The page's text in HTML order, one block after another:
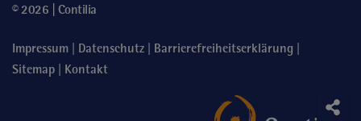
© 2026 | Contilia
Impressum | Datenschutz | Barrierefreiheitserklärung |
Sitemap | Kontakt